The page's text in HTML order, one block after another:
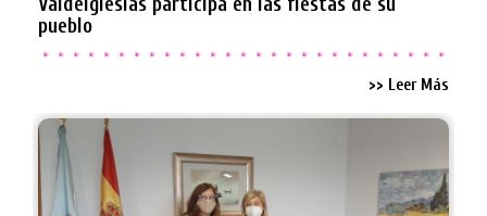
Valdeiglesias participa en las fiestas de su
pueblo
>> Leer Más